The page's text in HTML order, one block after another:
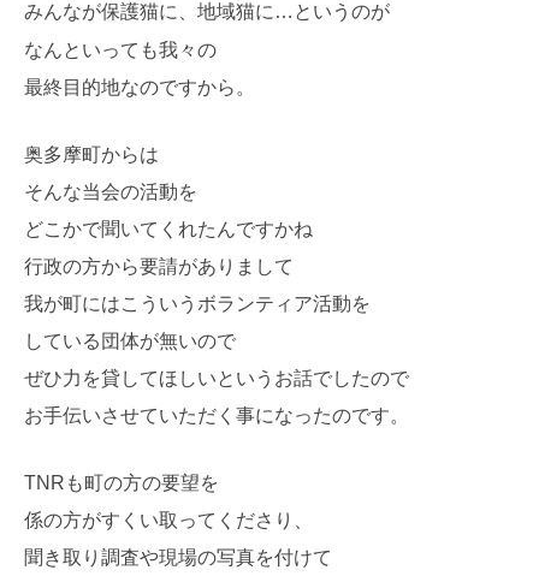
みんなが保護猫に、地域猫に…というのが
なんと いっても我々の
最終目的地なのですから。
奥多摩町からは
そんな当会の活動を
どこかで聞いてくれたんですかね
行政の方から要請がありまして
我が町にはこういうボランティア活動を
している団体が無いので
ぜひ力を貸してほしいというお話でしたので
お手伝いさせていただく事になったのです。
TNRも町の方の要望を
係の方がすくい取ってくださり、
聞き取り調査や現場の写真を付けて